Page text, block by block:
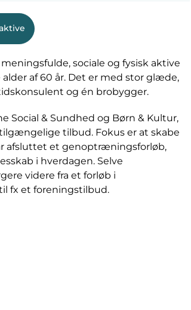
sociale og fysisk aktive
af 60 år. Det er med stor glæde,
og én brobygger.
Social & Sundhed og Børn & Kultur,
tilbud. Fokus er at skabe
afsluttet et genoptræningsforløb,
i hverdagen. Selve
videre fra et forløb i
fx et foreningstilbud.